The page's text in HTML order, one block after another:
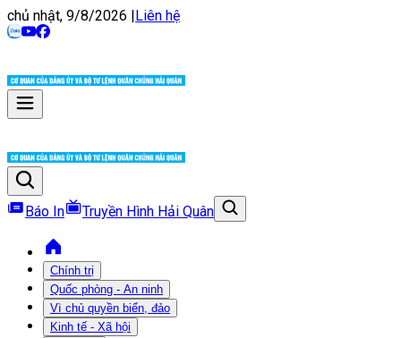
chủ nhật, 9/8/2026 |Liên hệ
Báo In Truyền Hình Hải Quân
Chính trị
Quốc phòng - An ninh
Vì chủ quyền biển, đảo
Kinh tế - Xã hội